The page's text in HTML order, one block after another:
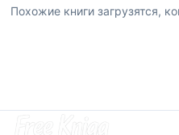
Похожие книги загрузятся,